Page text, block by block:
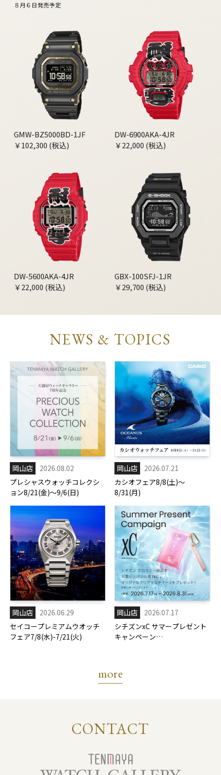
８月６日発売予定
GMW-BZ5000BD-1JF
￥102,300 (税込)
DW-6900AKA-4JR
￥22,000 (税込)
DW-5600AKA-4JR
￥22,000 (税込)
GBX-100SFJ-1JR
￥29,700 (税込)
NEWS & TOPICS
岡山店
2026.08.02
プレシャスウォッチコレクシ
ョン8/21(金)～9/6(日)
岡山店
2026.07.21
カシオフェア8/8(土)～
8/31(月)
岡山店
2026.06.29
セイコープレミアムウオッチ
フェア7/8(水)-7/21(火)
岡山店
2026.07.17
シチズンxC サマープレゼント
キャンペーン
more
CONTACT